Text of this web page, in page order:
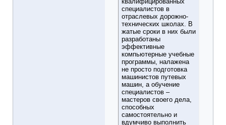
специалистов в
отраслевых дорожно-
технических школах. В
жатые сроки в них были
разработаны
эффективные
компьютерные учебные
программы, налажена
не просто подготовка
машинистов путевых
машин, а обучение
специалистов –
мастеров своего дела,
способных
самостоятельно и
вдумчиво выполнить